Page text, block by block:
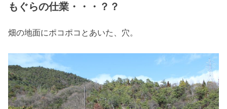
もぐらの仕業・・・？？
畑の地面にポコポコとあいた、穴。